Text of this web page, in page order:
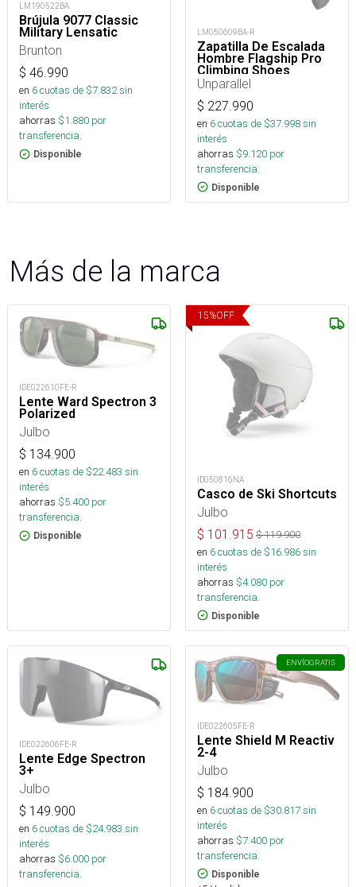
LM190522BA
Brújula 9077 Classic
Military Lensatic
Brunton
$ 46.990
en 6cuotas de $7.832sin
interés
ahorras $1.880 por
transferencia.
Disponible
LM050609BA-R
Zapatilla De Escalada
Hombre Flagship Pro
Climbing Shoes
Unparallel
$ 227.990
en 6cuotas de $37.998sin
interés
ahorras $9.120 por
transferencia.
Disponible
Más de la marca
IDE022610FE-R
Lente Ward Spectron 3
Polarized
Julbo
$ 134.900
en 6cuotas de $22.483 sin
interés
ahorras $5.400 por
transferencia.
Disponible
15%OFF
ID050816NA
Casco de Ski Shortcuts
Julbo
$ 101.915 $119.900
en 6cuotas de $16.986sin
interés
ahorras $4.080 por
transferencia.
Disponible
IDE022606FE-R
Lente Edge Spectron
3+
Julbo
$ 149.900
en 6cuotas de $24.983 sin
interés
ahorras $6.000 por
transferencia.
ENVÍOGRATIS
IDE022605FE-R
Lente Shield M Reactiv
2-4
Julbo
$ 184.900
en 6cuotas de $30.817sin
interés
ahorras $7.400 por
transferencia.
Disponible